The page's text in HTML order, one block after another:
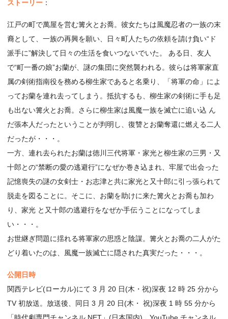
ストーリー ：
江戸の町で萬屋を営む篝火とお喬。彼女たちは風魔忍者の一族の末
裔として、一族の再興を願い、日々町人たちの依頼を請け負い“ド
派手に”解決して日々の生活を食いつないでいた。 ある日、友人
で“町一番の娘”お蘭が、謎の集団に突然襲われる。彼らは将軍家直
属の剣術指南役を務める柳生家であると名乗り、「将軍の命」によ
ってお蘭を連れ去ってしまう。抵抗するも、柳生家の剣術に手も足
も出ない篝火とお喬。さらに柳生家は風魔一族を滅亡に追い込 ん
だ張本人だったということが判明し、復讐とお蘭奪還に燃える二人
だったが・・・。
一方、連れ去られたお蘭は徳川三代将軍・家光と柳生家の三男・又
十郎との“禁断の愛の逃避行”になぜか巻き込まれ、牢屋で出会った
記憶喪失の謎の女剣士・お志津と共に家光と又十郎に引っ張られて
脱走を図ることに。そこに、お蘭を助けに来た篝火とお喬も加わ
り、家光 と又十郎の逃避行をなぜか手伝うことになってしま
い・・・。
お世継ぎ問題に揺れる将軍家の思惑と陰謀。篝火とお喬の二人がた
どり着いたのは、風魔一族滅亡に隠された真実だった・・・。
公開日時
関西テレビ(ローカル)にて 3 月 20 日(木・祝)深夜 12 時 25 分から
TV 初放送。放送後、同日 3 月 20 日(木・ 祝)深夜 1 時 55 分から